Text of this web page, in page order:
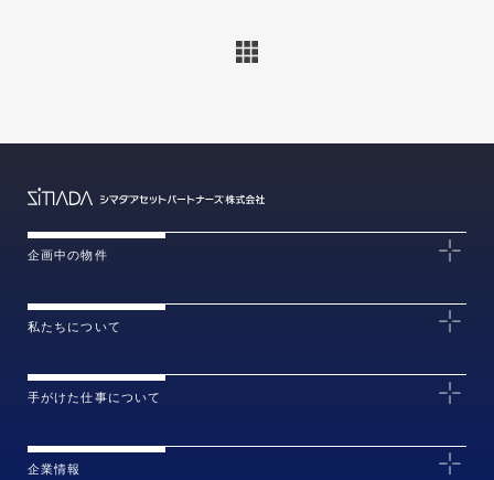
企画中の物件
私たちについて
手がけた仕事について
企業情報